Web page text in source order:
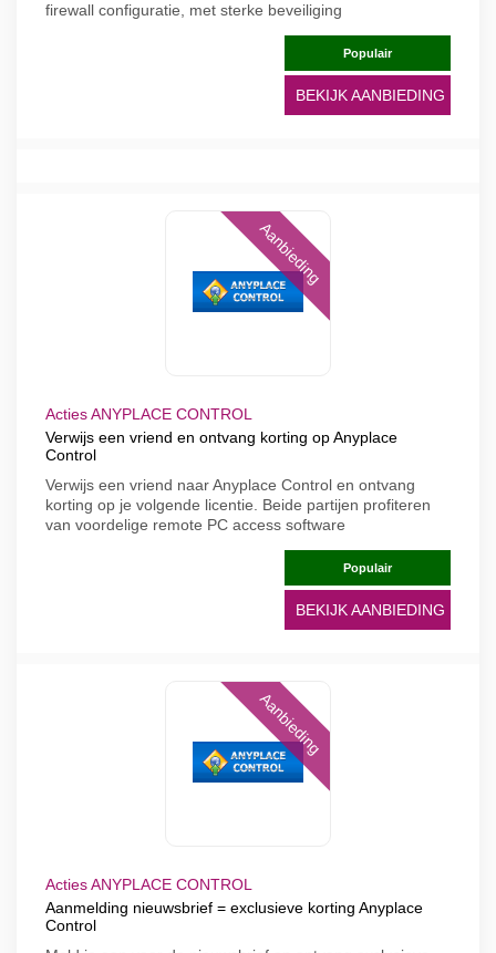
firewall configuratie, met sterke beveiliging
Populair
BEKIJK AANBIEDING
Aanbieding
Acties ANYPLACE CONTROL
Verwijs een vriend en ontvang korting op Anyplace
Control
Verwijs een vriend naar Anyplace Control en ontvang
korting op je volgende licentie. Beide partijen profiteren
van voordelige remote PC access software
Populair
BEKIJK AANBIEDING
Aanbieding
Acties ANYPLACE CONTROL
Aanmelding nieuwsbrief = exclusieve korting Anyplace
Control